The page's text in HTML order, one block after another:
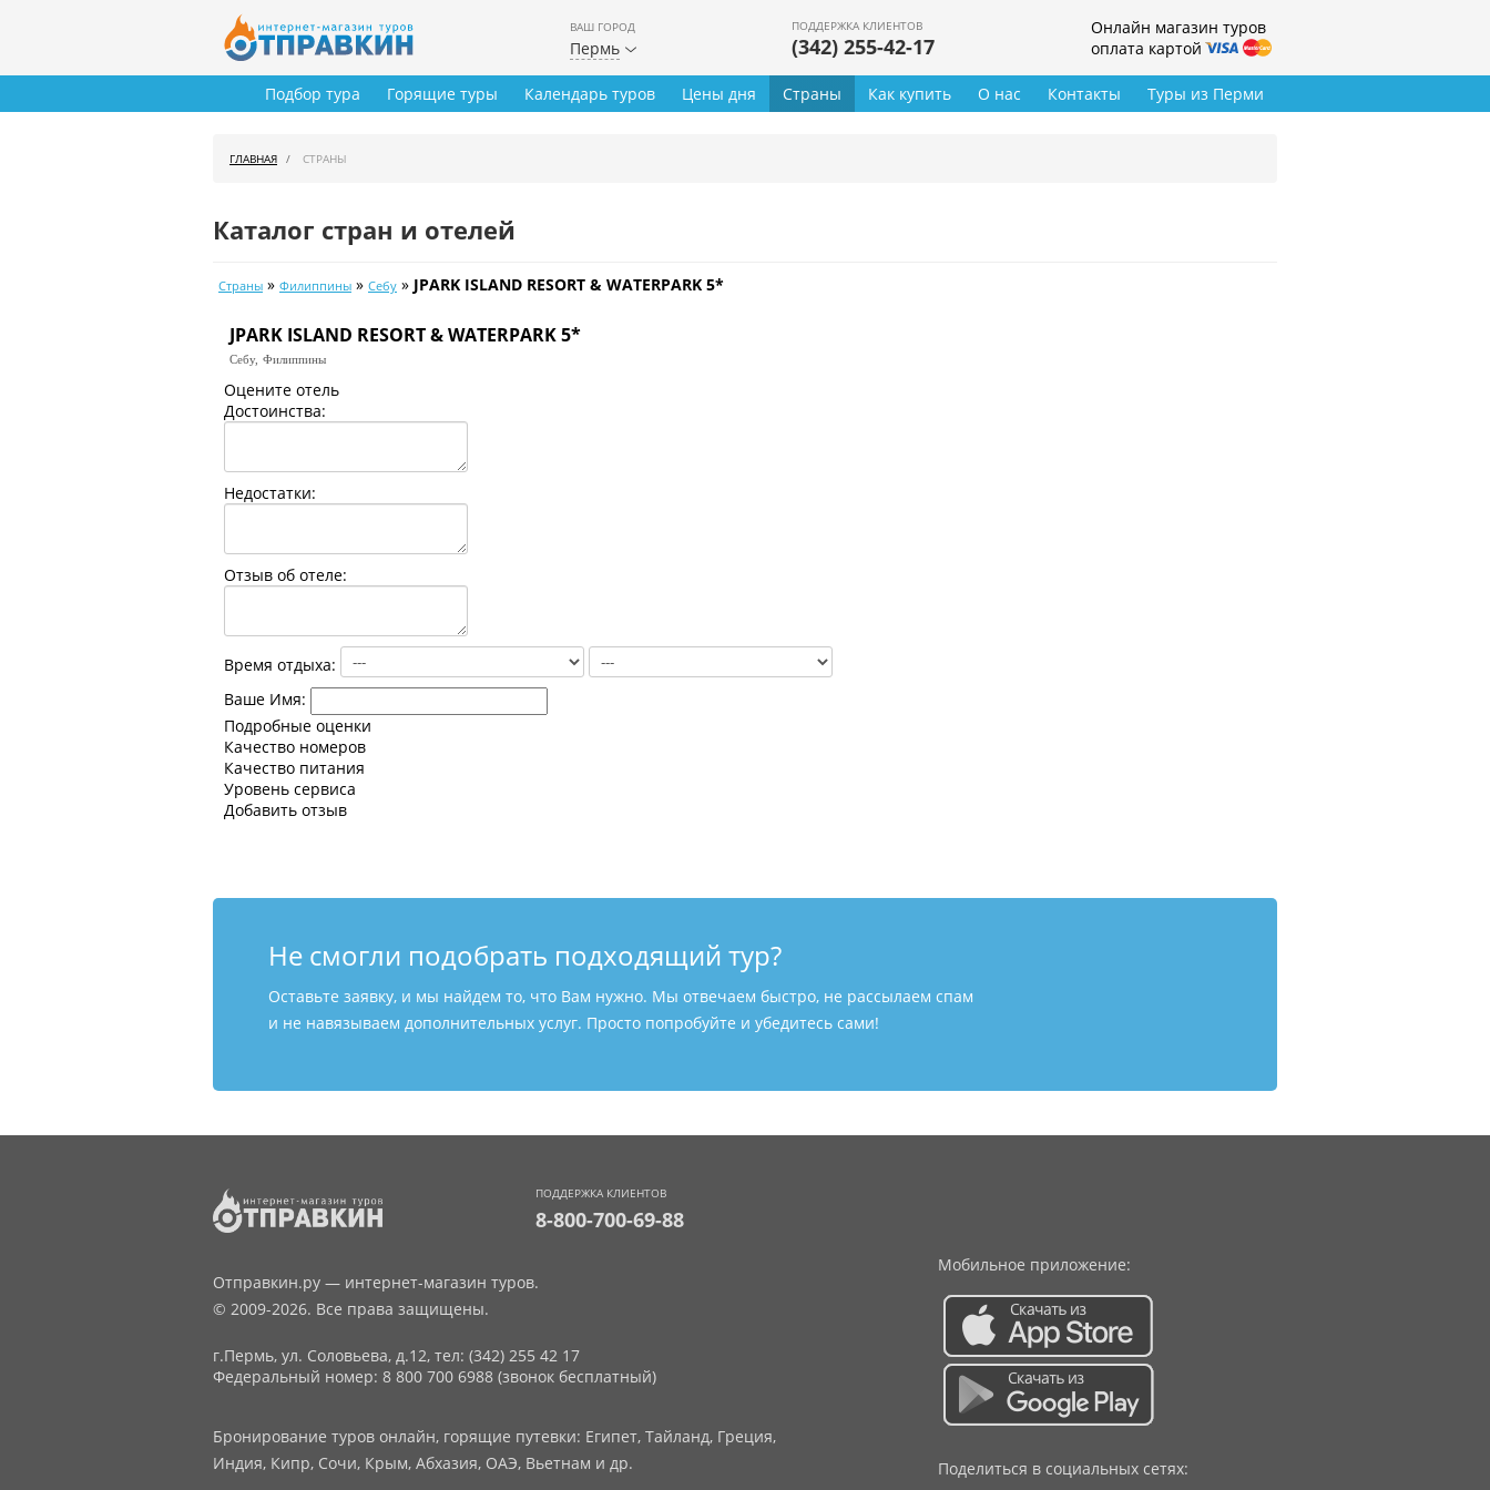
ВАШ ГОРОД
Пермь
ПОДДЕРЖКА КЛИЕНТОВ
(342) 255-42-17
Онлайн магазин туров
оплата картой
Туры из Перми
Подбор тура Горящие туры Календарь туров Цены дня Страны Как купить О нас Контакты
ГЛАВНАЯ СТРАНЫ
Каталог стран и отелей
Страны » Филиппины » Себу » JPARK ISLAND RESORT & WATERPARK 5*
JPARK ISLAND RESORT & WATERPARK 5*
Себу, Филиппины
Оцените отель
Достоинства:
Недостатки:
Отзыв об отеле:
Время отдыха:
Ваше Имя:
Подробные оценки
Качество номеров
Качество питания
Уровень сервиса
Добавить отзыв
Не смогли подобрать подходящий тур?
Оставьте заявку, и мы найдем то, что Вам нужно. Мы отвечаем быстро, не рассылаем спам
и не навязываем дополнительных услуг. Просто попробуйте и убедитесь сами!
ПОДДЕРЖКА КЛИЕНТОВ
8-800-700-69-88
Отправкин.ру — интернет-магазин туров.
© 2009-2026. Все права защищены.
г.Пермь, ул. Соловьева, д.12, тел: (342) 255 42 17
Федеральный номер: 8 800 700 6988 (звонок бесплатный)
Бронирование туров онлайн, горящие путевки: Египет, Тайланд, Греция,
Индия, Кипр, Сочи, Крым, Абхазия, ОАЭ, Вьетнам и др.
Мобильное приложение:
Поделиться в социальных сетях: